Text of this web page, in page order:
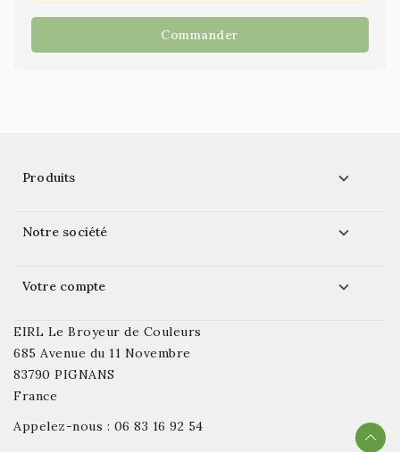
Commander
Produits 
Notre société 
Votre compte 
EIRL Le Broyeur de Couleurs
685 Avenue du 11 Novembre
83790 PIGNANS
France
Appelez-nous : 06 83 16 92 54